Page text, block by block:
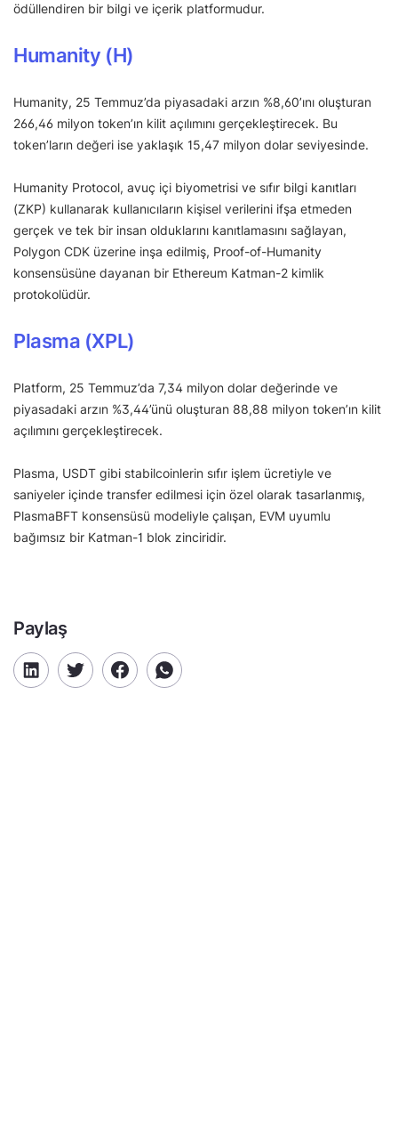
ödüllendiren bir bilgi ve içerik platformudur.
Humanity (H)
Humanity, 25 Temmuz’da piyasadaki arzın %8,60’ını oluşturan
266,46 milyon token’ın kilit açılımını gerçekleştirecek. Bu
token’ların değeri ise yaklaşık 15,47 milyon dolar seviyesinde.
Humanity Protocol, avuç içi biyometrisi ve sıfır bilgi kanıtları
(ZKP) kullanarak kullanıcıların kişisel verilerini ifşa etmeden
gerçek ve tek bir insan olduklarını kanıtlamasını sağlayan,
Polygon CDK üzerine inşa edilmiş, Proof-of-Humanity
konsensüsüne dayanan bir Ethereum Katman-2 kimlik
protokolüdür.
Plasma (XPL)
Platform, 25 Temmuz’da 7,34 milyon dolar değerinde ve
piyasadaki arzın %3,44’ünü oluşturan 88,88 milyon token’ın kilit
açılımını gerçekleştirecek.
Plasma, USDT gibi stabilcoinlerin sıfır işlem ücretiyle ve
saniyeler içinde transfer edilmesi için özel olarak tasarlanmış,
PlasmaBFT konsensüsü modeliyle çalışan, EVM uyumlu
bağımsız bir Katman-1 blok zinciridir.
Paylaş